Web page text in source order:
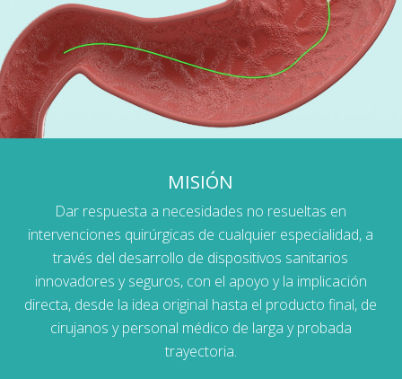
MISIÓN
Dar respuesta a necesidades no resueltas en
intervenciones quirúrgicas de cualquier especialidad, a
través del desarrollo de dispositivos sanitarios
innovadores y seguros, con el apoyo y la implicación
directa, desde la idea original hasta el producto final, de
cirujanos y personal médico de larga y probada
trayectoria.